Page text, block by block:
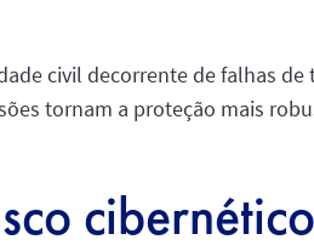
civil decorrente de falhas
tornam a proteção mais
cibernético